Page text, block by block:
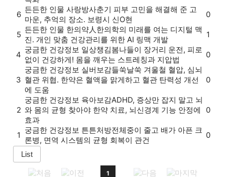
6
든든한 인물 사랑방사춘기 피부 고민을 해결해 준 고
마운, 추억의 장소. 보령시 신O현
0
5
든든한 인물 한의약人한의학의 미래를 여는 디지털 맥
진. 개인 맞춤 건강관리를 위한 AI 링맥 개발
1
4
궁금한 건강정보 일상챙김봄나들이 장거리 운전, 피로
없이 건강하게! 몸을 깨우는 스트레칭과 지압법
0
3
궁금한 건강정보 실버보감들쑥날쑥 겨울철 혈압, 심뇌
혈관 위협. 한약은 혈액을 맑게하고 혈관 탄력성 개선
에 도움
0
2
궁금한 건강정보 육아보감ADHD, 증상만 잡지 말고 뇌
와 몸의 균형 찾아야 한약 치료, 뇌신경계 기능 안정에
효과
0
1
궁금한 건강정보 튼튼처방전체중이 줄고 배가 아픈 크
론병, 면역 시스템의 균형 회복이 관건
0
1